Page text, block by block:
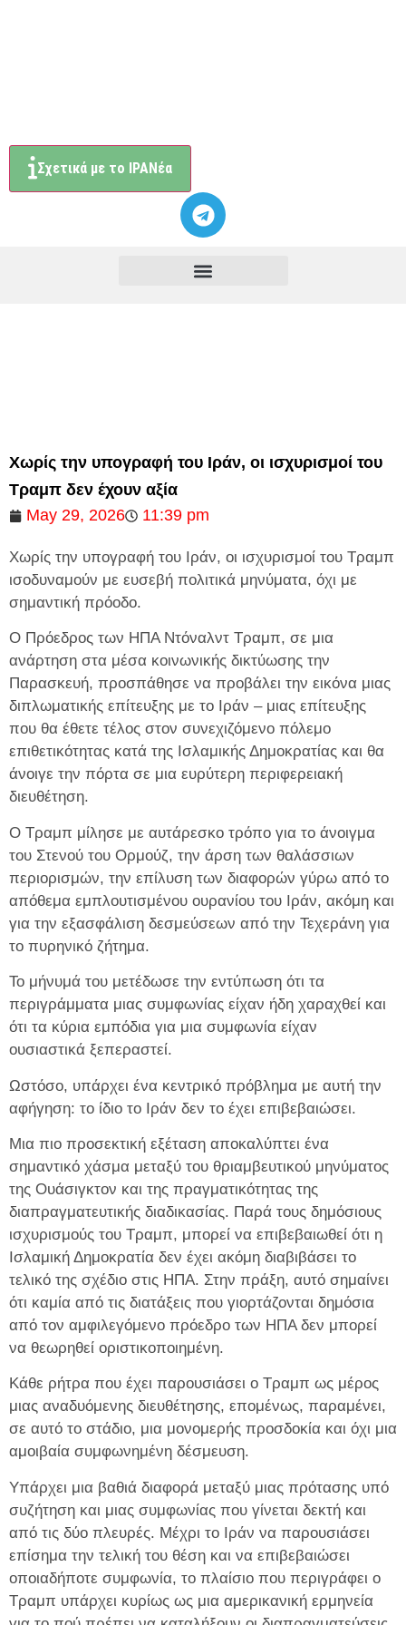
Σχετικά με το ΙΡΑΝέα
Χωρίς την υπογραφή του Ιράν, οι ισχυρισμοί του
Τραμπ δεν έχουν αξία
May 29, 2026
11:39 pm
Χωρίς την υπογραφή του Ιράν, οι ισχυρισμοί του Τραμπ
ισοδυναμούν με ευσεβή πολιτικά μηνύματα, όχι με
σημαντική πρόοδο.
Ο Πρόεδρος των ΗΠΑ Ντόναλντ Τραμπ, σε μια
ανάρτηση στα μέσα κοινωνικής δικτύωσης την
Παρασκευή, προσπάθησε να προβάλει την εικόνα μιας
διπλωματικής επίτευξης με το Ιράν – μιας επίτευξης
που θα έθετε τέλος στον συνεχιζόμενο πόλεμο
επιθετικότητας κατά της Ισλαμικής Δημοκρατίας και θα
άνοιγε την πόρτα σε μια ευρύτερη περιφερειακή
διευθέτηση.
Ο Τραμπ μίλησε με αυτάρεσκο τρόπο για το άνοιγμα
του Στενού του Ορμούζ, την άρση των θαλάσσιων
περιορισμών, την επίλυση των διαφορών γύρω από το
απόθεμα εμπλουτισμένου ουρανίου του Ιράν, ακόμη και
για την εξασφάλιση δεσμεύσεων από την Τεχεράνη για
το πυρηνικό ζήτημα.
Το μήνυμά του μετέδωσε την εντύπωση ότι τα
περιγράμματα μιας συμφωνίας είχαν ήδη χαραχθεί και
ότι τα κύρια εμπόδια για μια συμφωνία είχαν
ουσιαστικά ξεπεραστεί.
Ωστόσο, υπάρχει ένα κεντρικό πρόβλημα με αυτή την
αφήγηση: το ίδιο το Ιράν δεν το έχει επιβεβαιώσει.
Μια πιο προσεκτική εξέταση αποκαλύπτει ένα
σημαντικό χάσμα μεταξύ του θριαμβευτικού μηνύματος
της Ουάσιγκτον και της πραγματικότητας της
διαπραγματευτικής διαδικασίας. Παρά τους δημόσιους
ισχυρισμούς του Τραμπ, μπορεί να επιβεβαιωθεί ότι η
Ισλαμική Δημοκρατία δεν έχει ακόμη διαβιβάσει το
τελικό της σχέδιο στις ΗΠΑ. Στην πράξη, αυτό σημαίνει
ότι καμία από τις διατάξεις που γιορτάζονται δημόσια
από τον αμφιλεγόμενο πρόεδρο των ΗΠΑ δεν μπορεί
να θεωρηθεί οριστικοποιημένη.
Κάθε ρήτρα που έχει παρουσιάσει ο Τραμπ ως μέρος
μιας αναδυόμενης διευθέτησης, επομένως, παραμένει,
σε αυτό το στάδιο, μια μονομερής προσδοκία και όχι μια
αμοιβαία συμφωνημένη δέσμευση.
Υπάρχει μια βαθιά διαφορά μεταξύ μιας πρότασης υπό
συζήτηση και μιας συμφωνίας που γίνεται δεκτή και
από τις δύο πλευρές. Μέχρι το Ιράν να παρουσιάσει
επίσημα την τελική του θέση και να επιβεβαιώσει
οποιαδήποτε συμφωνία, το πλαίσιο που περιγράφει ο
Τραμπ υπάρχει κυρίως ως μια αμερικανική ερμηνεία